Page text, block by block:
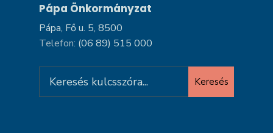
Pápa Önkormányzat
Pápa, Fő u. 5, 8500
Telefon: (06 89) 515 000
for:
Keresés